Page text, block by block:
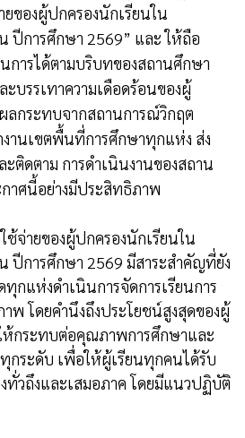
ยของผู้ปกครองนักเรียนใน
ปีการศึกษา 2569” และ ให้ถือ
การได้ตามบริบทของสถานศึกษา
บรรเทาความเดือดร้อนของผู้
ลกระทบจากสถานการณ์วิกฤต
านเขตพื้นที่การศึกษาทุกแห่ง ส่ง
ติดตาม การดำเนินงานของสถาน
าศนี้อย่างมีประสิทธิภาพ
ช้จ่ายของผู้ปกครองนักเรียนใน
ปีการศึกษา 2569 มีสาระสำคัญที่ยัง
กแห่งดำเนินการจัดการเรียนการ
พ โดยคำนึงถึงประโยชน์สูงสุดของผู้
ห้กระทบต่อคุณภาพการศึกษาและ
กระดับ เพื่อให้ผู้เรียนทุกคนได้รับ
ทั่วถึงและเสมอภาค โดยมีแนวปฏิบัติ